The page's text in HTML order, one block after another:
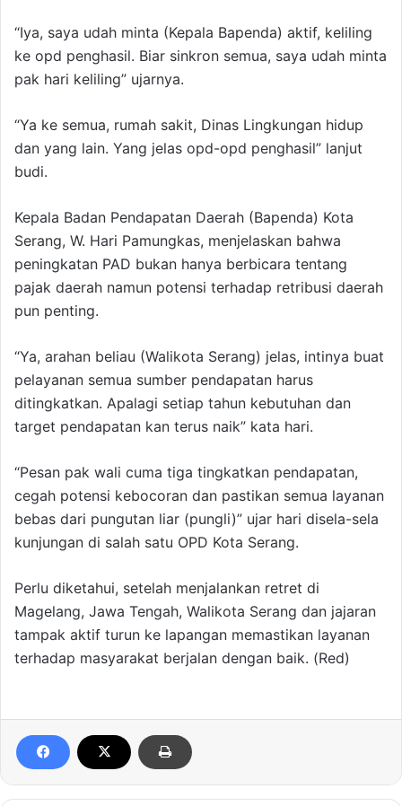
“Iya, saya udah minta (Kepala Bapenda) aktif, keliling
ke opd penghasil. Biar sinkron semua, saya udah minta
pak hari keliling” ujarnya.
“Ya ke semua, rumah sakit, Dinas Lingkungan hidup
dan yang lain. Yang jelas opd-opd penghasil” lanjut
budi.
Kepala Badan Pendapatan Daerah (Bapenda) Kota
Serang, W. Hari Pamungkas, menjelaskan bahwa
peningkatan PAD bukan hanya berbicara tentang
pajak daerah namun potensi terhadap retribusi daerah
pun penting.
“Ya, arahan beliau (Walikota Serang) jelas, intinya buat
pelayanan semua sumber pendapatan harus
ditingkatkan. Apalagi setiap tahun kebutuhan dan
target pendapatan kan terus naik” kata hari.
“Pesan pak wali cuma tiga tingkatkan pendapatan,
cegah potensi kebocoran dan pastikan semua layanan
bebas dari pungutan liar (pungli)” ujar hari disela-sela
kunjungan di salah satu OPD Kota Serang.
Perlu diketahui, setelah menjalankan retret di
Magelang, Jawa Tengah, Walikota Serang dan jajaran
tampak aktif turun ke lapangan memastikan layanan
terhadap masyarakat berjalan dengan baik. (Red)